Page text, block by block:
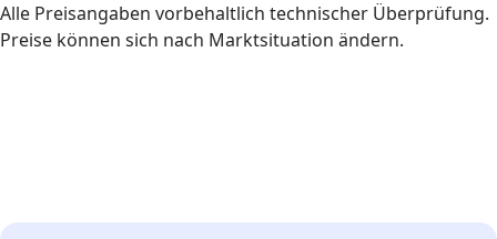
Alle Preisangaben vorbehaltlich technischer Überprüfung.
Preise können sich nach Marktsituation ändern.